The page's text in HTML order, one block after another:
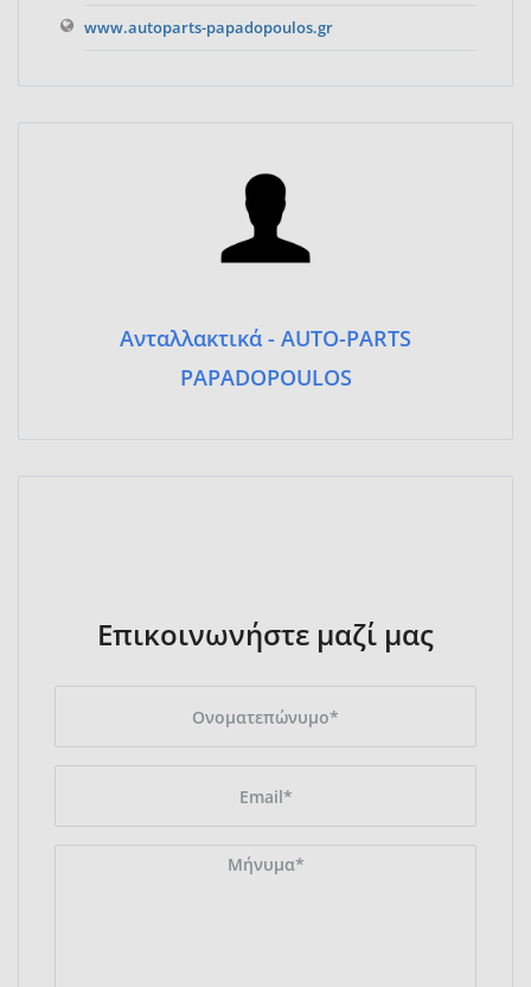
www.autoparts-papadopoulos.gr
Ανταλλακτικά - AUTO-PARTS
PAPADOPOULOS
Επικοινωνήστε μαζί μας